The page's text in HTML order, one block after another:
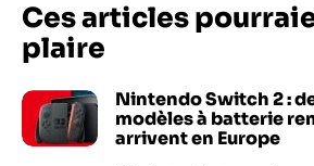
Ces articles
plaire
Nintendo Switch 2 :
modèles à batterie
arrivent en Europe